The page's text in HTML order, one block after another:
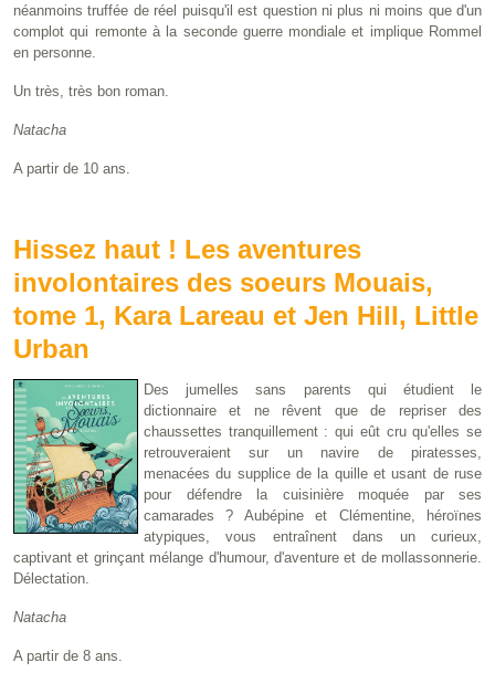
néanmoins truffée de réel puisqu'il est question ni plus ni moins que d'un
complot qui remonte à la seconde guerre mondiale et implique Rommel
en personne.
Un très, très bon roman.
Natacha
A partir de 10 ans.
Hissez haut ! Les aventures
involontaires des soeurs Mouais,
tome 1, Kara Lareau et Jen Hill, Little
Urban
Des jumelles sans parents qui étudient le
dictionnaire et ne rêvent que de repriser des
chaussettes tranquillement : qui eût cru qu'elles se
retrouveraient sur un navire de piratesses,
menacées du supplice de la quille et usant de ruse
pour défendre la cuisinière moquée par ses
camarades ? Aubépine et Clémentine, héroïnes
atypiques, vous entraînent dans un curieux,
captivant et grinçant mélange d'humour, d'aventure et de mollassonnerie.
Délectation.
Natacha
A partir de 8 ans.